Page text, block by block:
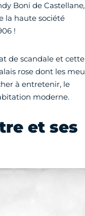
Boni de Castellane,
la haute société
!
de scandale et cette
rose dont les
à entretenir, le
moderne.
et ses